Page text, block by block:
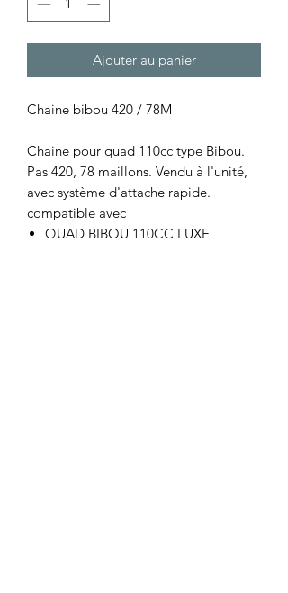
Ajouter au panier
Chaine bibou 420 / 78M
Chaine pour quad 110cc type Bibou.
Pas 420, 78 maillons. Vendu à l'unité,
avec système d'attache rapide.
compatible avec
QUAD BIBOU 110CC LUXE